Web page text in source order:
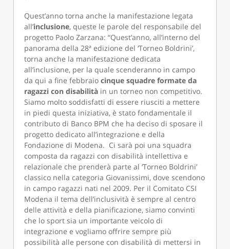
Quest’anno torna anche la manifestazione legata
all’inclusione, queste le parole del responsabile del
progetto Paolo Zarzana: “Quest’anno, all’interno del
panorama della 28ª edizione del ‘Torneo Boldrini’,
torna anche la manifestazione dedicata
all’inclusione, per la quale scenderanno in campo
da qui a fine febbraiocinque squadre formate da
ragazzi con disabilità in un torneo non competitivo.
Siamo molto soddisfatti di essere riusciti a mettere
in piedi questa iniziativa, è stato fondamentale il
contributo di Banco BPM che ha deciso di sposare il
progetto dedicato all’integrazione e della
Fondazione di Modena. Ci sarà poi una squadra
composta da ragazzi con disabilità intellettiva e
relazionale che prenderà parte al ‘Torneo Boldrini’
classico nella categoria Giovanissimi, dove scendono
in campo ragazzi nati nel 2009. Per il Comitato CSI
Modena il tema dell’inclusività è sempre al centro
delle attività e della pianificazione, siamo convinti
che lo sport sia un importante veicolo di
integrazione e vogliamo offrire sempre più
possibilità alle persone con disabilità di mettersi in